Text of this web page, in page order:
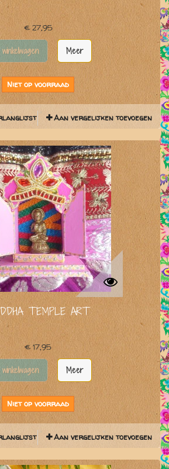
€ 27,95
Meer
Niet op voorraad
Aan vergelijken toevoegen
TEMPLE ART
€ 17,95
Meer
Niet op voorraad
Aan vergelijken toevoegen